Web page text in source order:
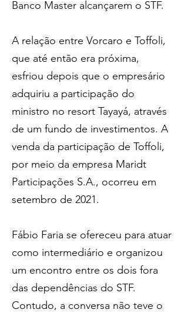
Banco Master alcançarem o STF.
A relação entre Vorcaro e Toffoli,
que até então era próxima,
esfriou depois que o empresário
adquiriu a participação do
ministro no resort Tayayá, através
de um fundo de investimentos. A
venda da participação de Toffoli,
por meio da empresa Maridt
Participações S.A., ocorreu em
setembro de 2021.
Fábio Faria se ofereceu para atuar
como intermediário e organizou
um encontro entre os dois fora
das dependências do STF.
Contudo, a conversa não teve o